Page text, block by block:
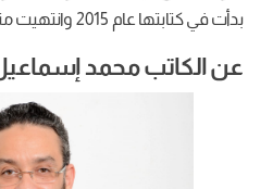
بدأت في كتابتها عام 2015 وانتهيت منها في عامين.”
عن الكاتب محمد